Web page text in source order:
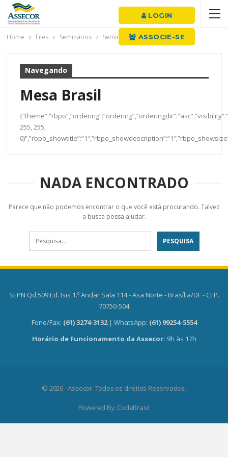
LOGIN
ASSOCIE-SE
Home Files Seminários Seminário 2016 Mesa Brasil
Navegando
Mesa Brasil
255, 255,
NADA ENCONTRADO
Parece que não podemos encontrar o que você está procurando. Talvez
a busca possa ajudar.
SEPN Qd.509 Ed. Isis 1.º Andar Sala 114 - Asa Norte - Brasília/DF - CEP.
70750-504
Fone/Fax: (61) 3274-3132 | WhatsApp: (61) 99254-5554
Horário de Funcionamento da Assecor: 9h às 17h
© 2026 - Assecor. Todos os direitos Reservados.
Powered By: CodeBrasil